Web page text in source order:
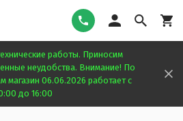
работы. Приносим
неудобства. Внимание! По
магазин 06.06.2026 работает с
до 16:00